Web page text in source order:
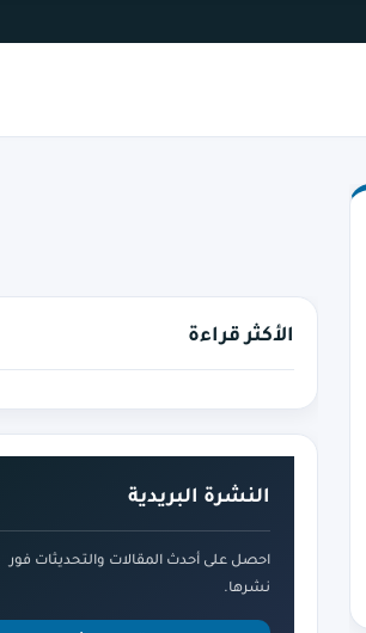
الأكثر قراءة
النشرة البريدية
احصل على أحدث المقالات والتحديثات فور
نشرها.